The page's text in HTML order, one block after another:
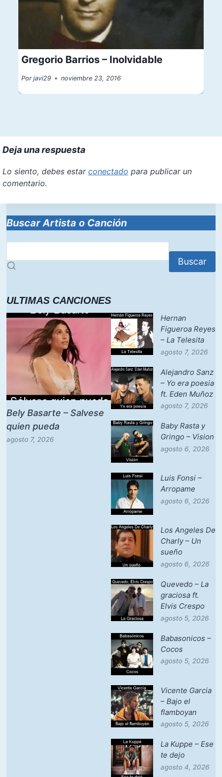
Gregorio Barrios – Inolvidable
Por javi29 noviembre 23, 2016
Deja una respuesta
Lo siento, debes estar conectado para publicar un
comentario.
Buscar Artista o Canción
Buscar
ULTIMAS CANCIONES
Bely Basarte – Salvese
quien pueda
agosto 7, 2026
Hernan
Figueroa Reyes
– La Telesita
agosto 7, 2026
Alejandro Sanz
– Yo era poesia
ft. Eden Muñoz
agosto 7, 2026
Baby Rasta y
Gringo – Vision
agosto 6, 2026
Luis Fonsi –
Arropame
agosto 6, 2026
Los Angeles De
Charly – Un
sueño
agosto 6, 2026
Quevedo – La
graciosa ft.
Elvis Crespo
agosto 5, 2026
Babasonicos –
Cocos
agosto 5, 2026
Vicente Garcia
– Bajo el
flamboyan
agosto 5, 2026
La Kuppe – Ese
te dejo
agosto 4, 2026